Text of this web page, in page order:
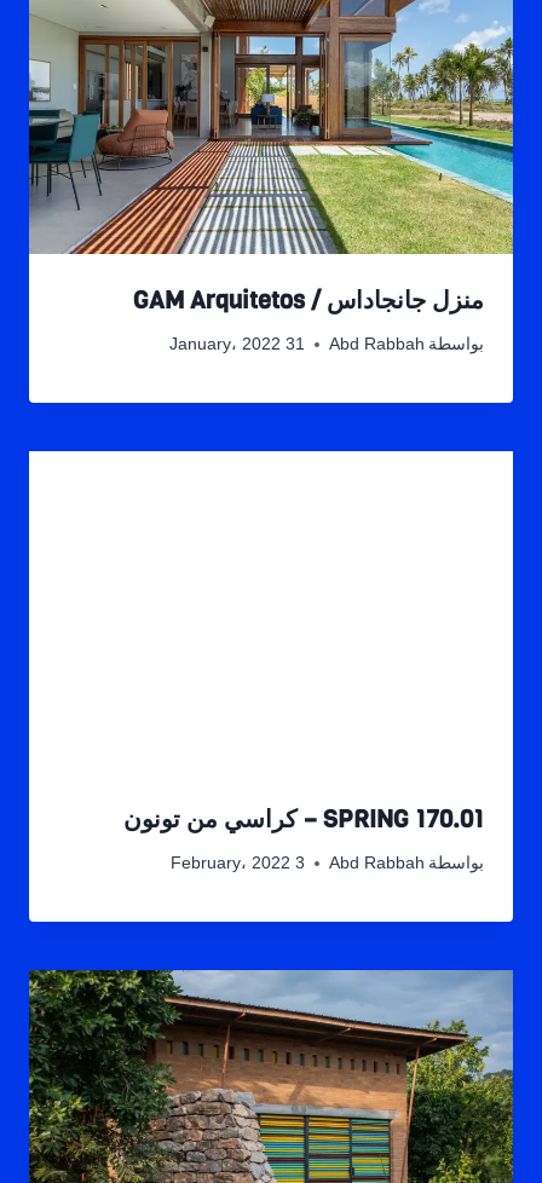
منزل جانجاداس / GAM Arquitetos
بواسطة Abd Rabbah 31 January، 2022
SPRING 170.01 – كراسي من تونون
بواسطة Abd Rabbah 3 February، 2022